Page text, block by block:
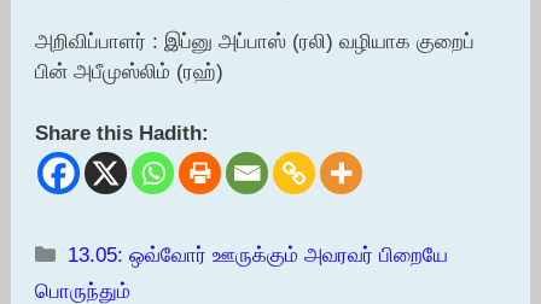
அறிவிப்பாளர் : இப்னு அப்பாஸ் (ரலி) வழியாக குறைப்
பின் அபீமுஸ்லிம் (ரஹ்)
Share this Hadith:
Categories
13.05: ஒவ்வோர் ஊருக்கும் அவரவர் பிறையே
பொருந்தும்